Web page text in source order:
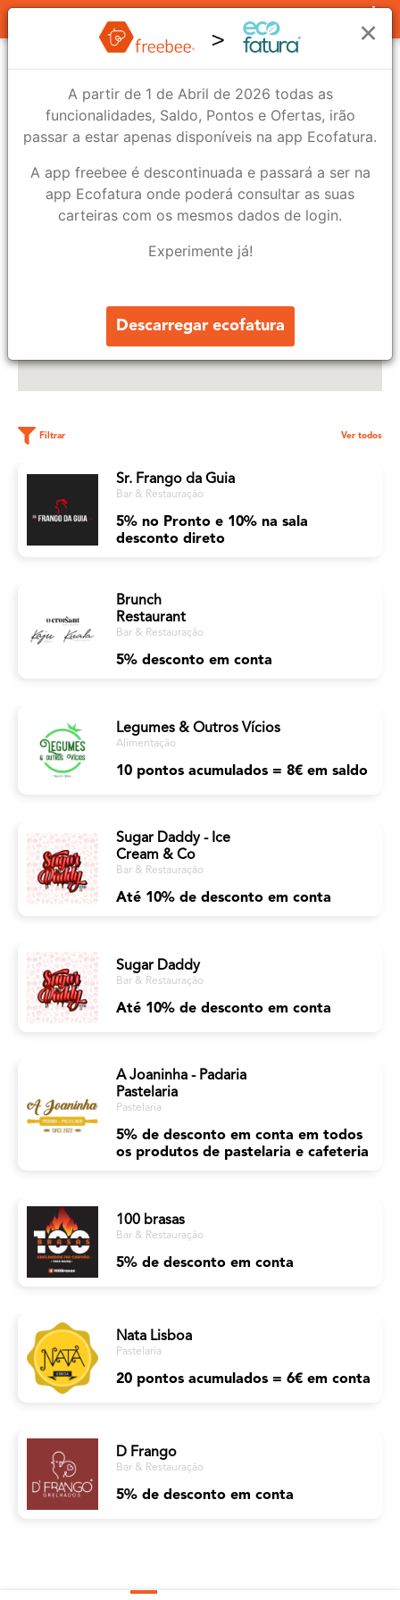
Filtrar Ver todos
Sr. Frango da Guia
Bar & Restauração
5% no Pronto e 10% na sala
desconto direto
Brunch
Restaurant
Bar & Restauração
5% desconto em conta
Legumes & Outros Vícios
Alimentação
10 pontos acumulados = 8€ em saldo
Sugar Daddy - Ice
Cream & Co
Bar & Restauração
Até 10% de desconto em conta
Sugar Daddy
Bar & Restauração
Até 10% de desconto em conta
A Joaninha - Padaria
Pastelaria
Pastelaria
5% de desconto em conta em todos
os produtos de pastelaria e cafeteria
100 brasas
Bar & Restauração
5% de desconto em conta
Nata Lisboa
Pastelaria
20 pontos acumulados = 6€ em conta
D Frango
Bar & Restauração
5% de desconto em conta
×
A partir de 1 de Abril de 2026 todas as
funcionalidades, Saldo, Pontos e Ofertas, irão
passar a estar apenas disponíveis na app Ecofatura.
A app freebee é descontinuada e passará a ser na
app Ecofatura onde poderá consultar as suas
carteiras com os mesmos dados de login.
Experimente já!
Descarregar ecofatura